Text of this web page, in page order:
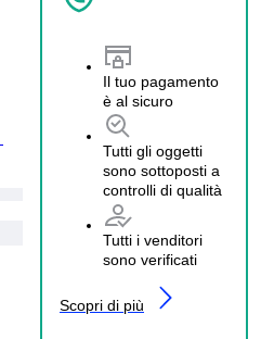
Il tuo pagamento
è al sicuro
Tutti gli oggetti
sono sottoposti a
controlli di qualità
Tutti i venditori
sono verificati
Scopri di più